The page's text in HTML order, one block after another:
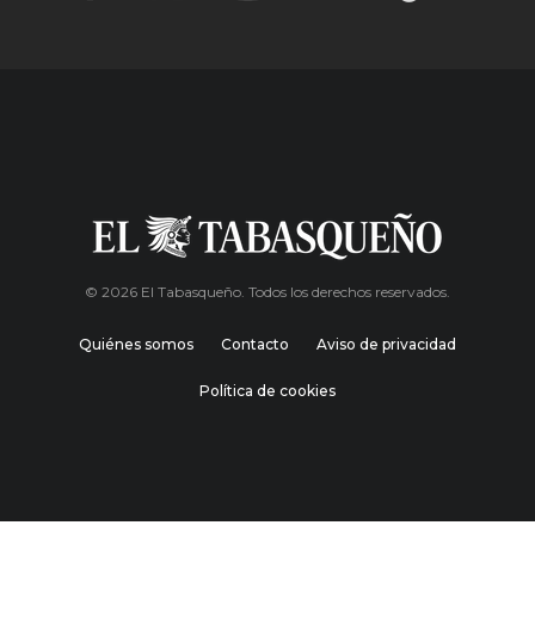
© 2026 El Tabasqueño. Todos los derechos reservados.
Quiénes somos Contacto Aviso de privacidad
Política de cookies